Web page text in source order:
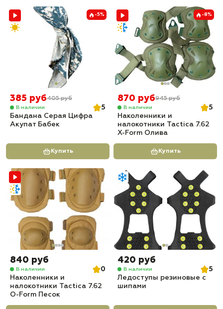
-5%
385 руб405 руб
В наличии
5
Бандана Серая Цифра
Акупат Бабек
Купить
-8%
870 руб945 руб
В наличии
5
Наколенники и
налокотники Tactica 7.62
X-Form Олива
Купить
840 руб
В наличии
0
Наколенники и
налокотники Tactica 7.62
O-Form Песок
420 руб
В наличии
5
Ледоступы резиновые с
шипами